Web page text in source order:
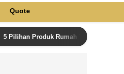
Quote
5 Pilihan Produk Rumah Tangga